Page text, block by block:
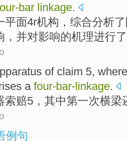
bar linkage.
平面4r机构，综合分析了
，并对影响的机理进行
of claim 5,
a four-bar-linkage.
索赔5 ， 其中第一次横梁
例句